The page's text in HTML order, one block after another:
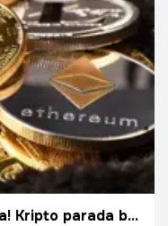
Kripto para ile ilgili son dakika! Kripto parada batan batana